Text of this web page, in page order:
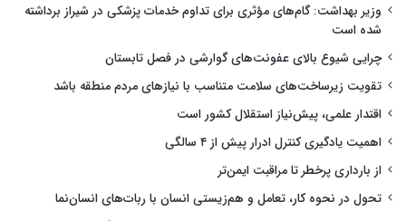
وزیر بهداشت: گام‌های مؤثری برای تداوم خدمات پزشکی در شیراز برداشته
شده است
چرایی شیوع بالای عفونت‌های گوارشی در فصل تابستان
تقویت زیرساخت‌های سلامت متناسب با نیازهای مردم منطقه باشد
اقتدار علمی، پیش‌نیاز استقلال کشور است
اهمیت یادگیری کنترل ادرار پیش از ۴ سالگی
از بارداری پرخطر تا مراقبت ایمن‌تر
تحول در نحوه کار، تعامل و هم‌زیستی انسان با ربات‌های انسان‌نما